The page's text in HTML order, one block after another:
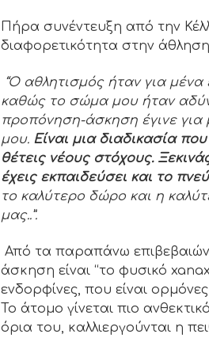
Πήρα συνέντευξη από την
διαφορετικότητα στην
“Ο αθλητισμός ήταν για
καθώς το σώμα μου ήταν
προπόνηση-άσκηση έγινε
μου. Είναι μια διαδικασία
θέτεις νέους στόχους.
έχεις εκπαιδεύσει και το
το καλύτερο δώρο και η
μας..”.
Από τα παραπάνω
άσκηση είναι “το φυσικό
ενδορφίνες, που είναι
Το άτομο γίνεται πιο
όρια του, καλλιεργούνται η